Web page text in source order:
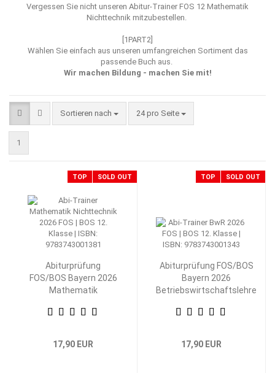
Vergessen Sie nicht unseren Abitur-Trainer FOS 12 Mathematik
Nichttechnik mitzubestellen.
[1PART2]
Wählen Sie einfach aus unseren umfangreichen Sortiment das
passende Buch aus.
Wir machen Bildung - machen Sie mit!
Sortieren nach
Sortieren nach 24 pro Seite
pro Seite
1
TOP SOLD OUT
Abiturprüfung
FOS/BOS Bayern 2026
Mathematik
Klasse
17,90 EUR
TOP SOLD OUT
Abiturprüfung FOS/BOS
Bayern 2026
Betriebswirtschaftslehre
Klasse
17,90 EUR